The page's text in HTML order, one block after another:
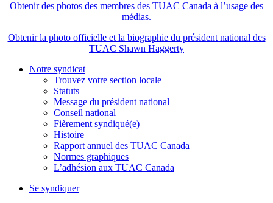
Obtenir des photos des membres des TUAC Canada à l’usage des
médias.
Obtenir la photo officielle et la biographie du président national des
TUAC Shawn Haggerty
Notre syndicat
Trouvez votre section locale
Statuts
Message du président national
Conseil national
Fièrement syndiqué(e)
Histoire
Rapport annuel des TUAC Canada
Normes graphiques
L’adhésion aux TUAC Canada
Se syndiquer